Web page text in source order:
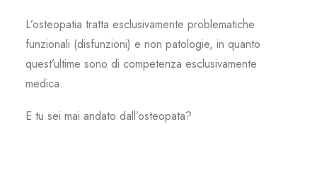
L’osteopatia tratta esclusivamente problematiche
funzionali (disfunzioni) e non patologie, in quanto
quest’ultime sono di competenza esclusivamente
medica.
E tu sei mai andato dall’osteopata?